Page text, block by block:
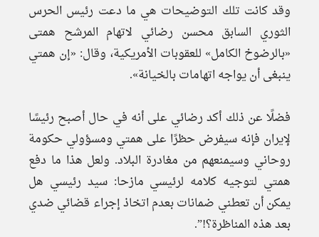
وقد كانت تلك التوضيحات هي ما دعت رئيس الحرس
الثوري السابق محسن رضائي لاتهام المرشح همتى
«بالرضوخ الكامل» للعقوبات الأمريكية، وقال: «إن همتي
ينبغى أن يواجه اتهامات بالخيانة».
فضلًا عن ذلك أكد رضائي على أنه في حال أصبح رئيسًا
لإيران فإنه سيفرض حظرًا على همتي ومسؤولي حكومة
روحاني وسيمنعهم من مغادرة البلاد. ولعل هذا ما دفع
همتي لتوجيه كلامه لرئيسي مازحا: سيد رئيسي هل
يمكن أن تعطني ضمانات بعدم اتخاذ إجراء قضائي ضدي
بعد هذه المناظرة؟!”.